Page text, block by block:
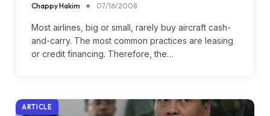
Chappy Hakim 07/16/2008
Most airlines, big or small, rarely buy aircraft cash-
and-carry. The most common practices are leasing
or credit financing. Therefore, the…
ARTICLE